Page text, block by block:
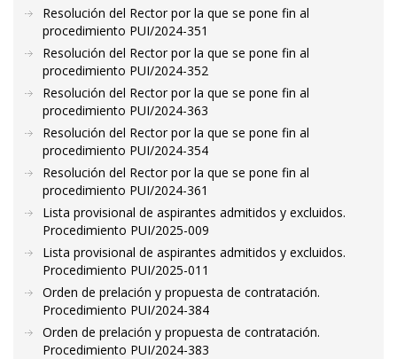
Resolución del Rector por la que se pone fin al
procedimiento PUI/2024-351
Resolución del Rector por la que se pone fin al
procedimiento PUI/2024-352
Resolución del Rector por la que se pone fin al
procedimiento PUI/2024-363
Resolución del Rector por la que se pone fin al
procedimiento PUI/2024-354
Resolución del Rector por la que se pone fin al
procedimiento PUI/2024-361
Lista provisional de aspirantes admitidos y excluidos.
Procedimiento PUI/2025-009
Lista provisional de aspirantes admitidos y excluidos.
Procedimiento PUI/2025-011
Orden de prelación y propuesta de contratación.
Procedimiento PUI/2024-384
Orden de prelación y propuesta de contratación.
Procedimiento PUI/2024-383